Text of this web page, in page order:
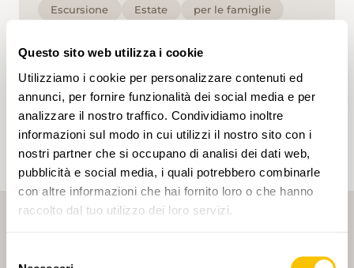
Questo sito web utilizza i cookie
Utilizziamo i cookie per personalizzare contenuti ed
annunci, per fornire funzionalità dei social media e per
analizzare il nostro traffico. Condividiamo inoltre
informazioni sul modo in cui utilizzi il nostro sito con i
nostri partner che si occupano di analisi dei dati web,
pubblicità e social media, i quali potrebbero combinarle
con altre informazioni che hai fornito loro o che hanno
raccolto dal tuo utilizzo dei loro servizi.
Escursione
Estate
per le famiglie
Cliccando su un tag, puoi aggiungerlo al tuo
account e ottenere contenuti personalizzati in base
ai tuoi interessi. I tag possono essere salvati solo in
un account.